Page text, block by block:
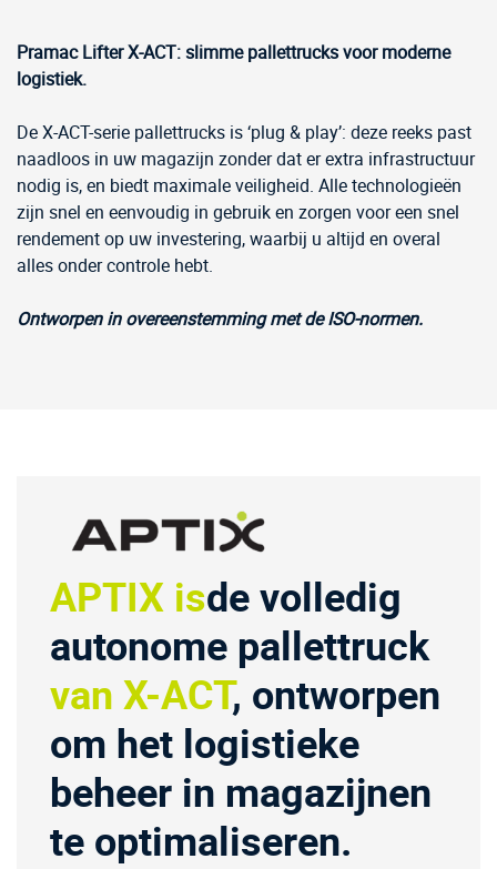
Pramac Lifter X-ACT: slimme pallettrucks voor moderne
logistiek.
De X-ACT-serie pallettrucks is ‘plug & play’: deze reeks past
naadloos in uw magazijn zonder dat er extra infrastructuur
nodig is, en biedt maximale veiligheid. Alle technologieën
zijn snel en eenvoudig in gebruik en zorgen voor een snel
rendement op uw investering, waarbij u altijd en overal
alles onder controle hebt.
Ontworpen in overeenstemming met de ISO-normen.
APTIX isde volledig
autonome pallettruck
van X-ACT, ontworpen
om het logistieke
beheer in magazijnen
te optimaliseren.